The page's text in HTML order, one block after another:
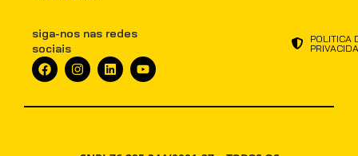
siga-nos nas redes
sociais
POLITICA